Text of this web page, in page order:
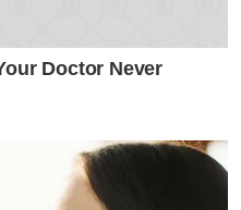
Doctor Never